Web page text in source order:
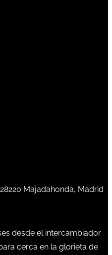
Majadahonda, Madrid
desde el intercambiador
cerca en la glorieta de